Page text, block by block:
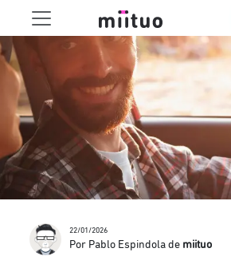
22/01/2026
Por Pablo Espindola de miituo